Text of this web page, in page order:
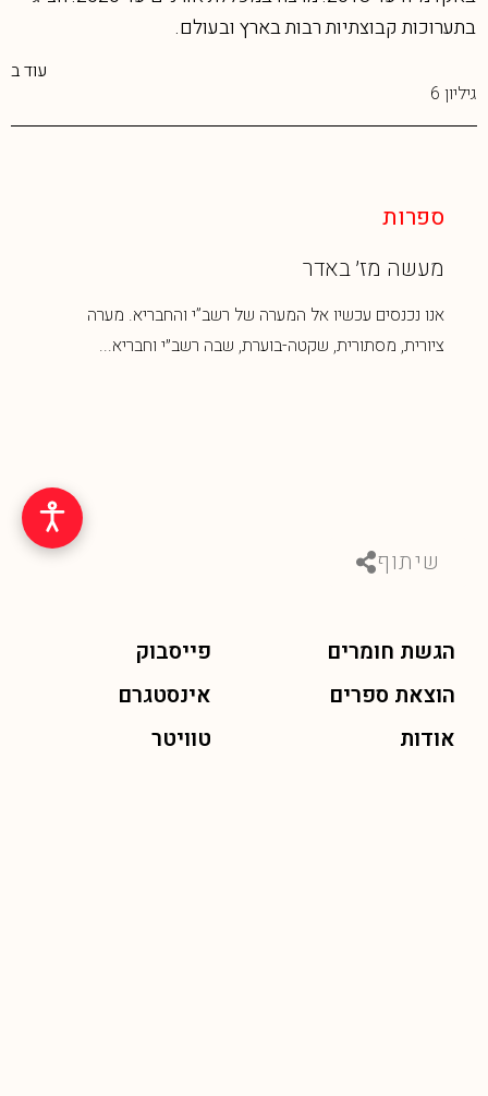
בתערוכות קבוצתיות רבות בארץ ובעולם.
עוד ב
גיליון 6
ספרות
מעשה מז׳ באדר
אנו נכנסים עכשיו אל המערה של רשב”י והחבריא. מערה
ציורית, מסתורית, שקטה-בוערת, שבה רשב״י וחבריא...
שיתוף
הגשת חומרים
הוצאת ספרים
אודות
פייסבוק
אינסטגרם
טוויטר